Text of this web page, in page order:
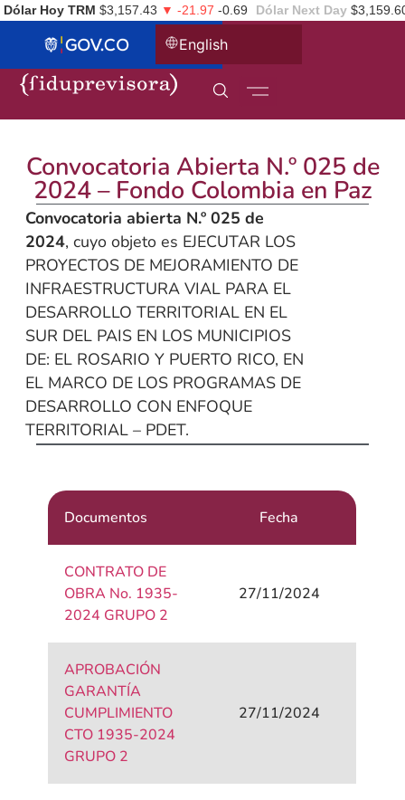
Dólar Hoy TRM $3,157.43 ▼ -21.97 -0.69 Dólar Next Day
English
Convocatoria Abierta N.º 025 de
2024 – Fondo Colombia en Paz
Convocatoria abierta N.º 025 de
2024, cuyo objeto es EJECUTAR LOS
PROYECTOS DE MEJORAMIENTO DE
INFRAESTRUCTURA VIAL PARA EL
DESARROLLO TERRITORIAL EN EL
SUR DEL PAIS EN LOS MUNICIPIOS
DE: EL ROSARIO Y PUERTO RICO, EN
EL MARCO DE LOS PROGRAMAS DE
DESARROLLO CON ENFOQUE
TERRITORIAL – PDET.
Documentos Fecha
CONTRATO DE
OBRA No. 1935-
2024 GRUPO 2
27/11/2024
APROBACIÓN
GARANTÍA
CUMPLIMIENTO
CTO 1935-2024
GRUPO 2
27/11/2024